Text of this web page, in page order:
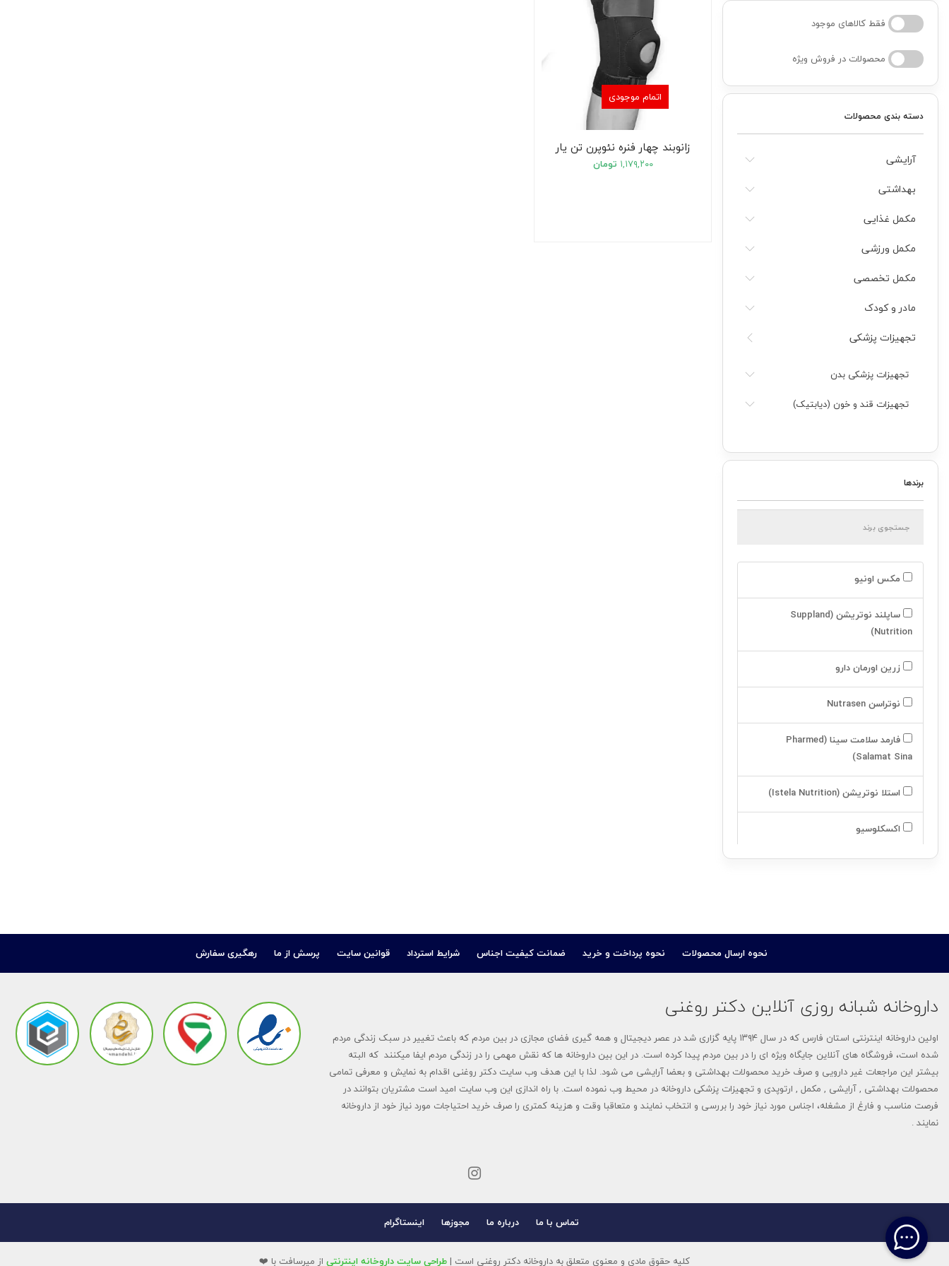
فقط کالاهای موجود
محصولات در فروش ویژه
دسته بندی محصولات
آرایشی
بهداشتی
مکمل غذایی
مکمل ورزشی
مکمل تخصصی
مادر و کودک
تجهیزات پزشکی
تجهیزات پزشکی بدن
تجهیزات قند و خون (دیابتیک)
تجهیزات تسکین دهنده
تجهیزات مادر و کودک
ارتوپدی
گردنبند طبي
بالشت طبي
زانو بند ساده
زانو بند فنردار
قوزبند
شکم بند
کليه بند
محافظ شست و مچ
مچ بند طبي
محصولات زناشویی
برندها
مکس اونیو
ساپلند نوتریشن (Suppland
Nutrition)
زرین اورمان دارو
نوتراسن Nutrasen
فارمد سلامت سینا (Pharmed
Salamat Sina)
استلا نوتریشن (Istela Nutrition)
اکسکلوسیو
آسکولاپیوس
لیلیا هلث کر (Lilia Health Care)
برسام فارمد (Barsam Pharmed)
راد بهین دانش
بی بی اسکین-Baby Skin
نانوهیل - NANOHEAL
آلسینا-Alcina
دلاویگا-Delaviga
اتمام موجودی
زانوبند چهار فنره نئوپرن تن یار
۱,۱۷۹,۲۰۰ تومان
نحوه ارسال محصولات نحوه پرداخت و خرید ضمانت کیفیت اجناس شرایط استرداد قوانین سایت پرسش از ما رهگیری سفارش
داروخانه شبانه روزی آنلاین دکتر روغنی
اولین داروخانه اینترنتی استان فارس که در سال ۱۳۹۴ پایه گزاری شد در عصر دیجیتال و همه گیری فضای مجازی در بین مردم که باعث تغییر در سبک زندگی مردم
شده است، فروشگاه های آنلاین جایگاه ویژه ای را در بین مردم پیدا کرده است. در این بین داروخانه ها که نقش مهمی را در زندگی مردم ایفا میکنند که البته
بیشتر این مراجعات غیر دارویی و صرف خرید محصولات بهداشتی و بعضا آرایشی می شود. لذا با این هدف وب سایت دکتر روغنی اقدام به نمایش و معرفی تمامی
محصولات بهداشتی , آرایشی , مکمل , ارتوپدی و تجهیزات پزشکی داروخانه در محیط وب نموده است. با راه اندازی این وب سایت امید است مشتریان بتوانند در
فرصت مناسب و فارغ از مشغله، اجناس مورد نیاز خود را بررسی و انتخاب نمایند و متعاقبا وقت و هزینه کمتری را صرف خرید احتیاجات مورد نیاز خود از داروخانه
نمایند .
تماس با ما درباره ما مجوزها اینستاگرام
کلیه حقوق مادی و معنوی متعلق به داروخانه دکتر روغنی است |طراحی سایت داروخانه اینترنتی از میرسافت با ❤️